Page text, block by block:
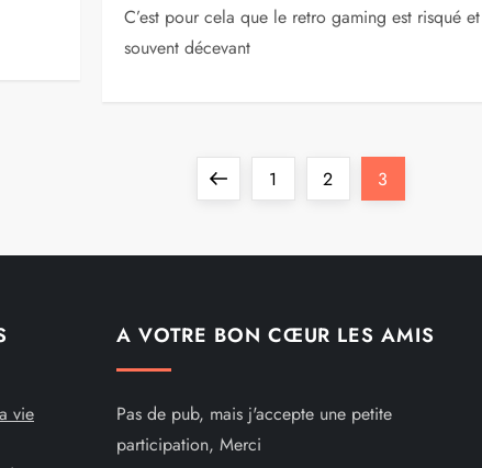
C’est pour cela que le retro gaming est risqué et
souvent décevant
PreviousPage
1 Page
2 Page
3
vie
A VOTRE BON CŒUR LES AMIS
Pas de pub, mais j'accepte une petite
participation, Merci